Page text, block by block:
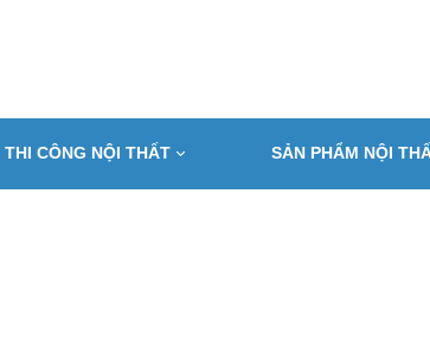
THI CÔNG NỘI THẤT SẢN PHẨM NỘI